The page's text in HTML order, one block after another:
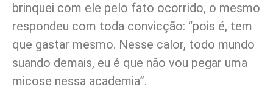
brinquei com ele pelo fato ocorrido, o mesmo
respondeu com toda convicção: “pois é, tem
que gastar mesmo. Nesse calor, todo mundo
suando demais, eu é que não vou pegar uma
micose nessa academia”.